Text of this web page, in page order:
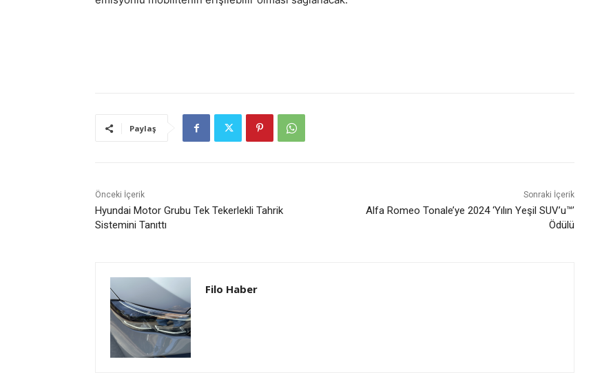
Paylaş
Önceki İçerik
Hyundai Motor Grubu Tek Tekerlekli Tahrik
Sistemini Tanıttı
Sonraki İçerik
Alfa Romeo Tonale’ye 2024 ‘Yılın Yeşil SUV’u™’
Ödülü
Filo Haber